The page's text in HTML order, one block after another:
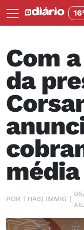
Com
da
média
POR THAIS IMMIG |